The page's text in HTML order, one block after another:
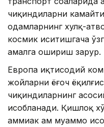
чиқиндиларни
одамларнинг хулқ-
космик иситишгача
амалга ошириш зарур.
Европа иқтисодий
жойларни ёғоч
чиқиндиларнинг
ҳисобланади. Қишлоқ
аммиак ҳам муаммо